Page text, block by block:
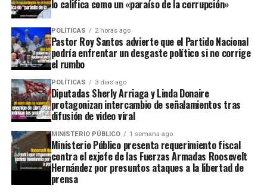
lo califica como un «paraíso de la corrupción»
POLÍTICAS 2 horas ago
Pastor Roy Santos advierte que el Partido Nacional
podría enfrentar un desgaste político si no corrige
el rumbo
POLÍTICAS 3 días ago
Diputadas Sherly Arriaga y Linda Donaire
protagonizan intercambio de señalamientos tras
difusión de video viral
MINISTERIO PÚBLICO 1 semana ago
Ministerio Público presenta requerimiento fiscal
contra el exjefe de las Fuerzas Armadas Roosevelt
Hernández por presuntos ataques a la libertad de
prensa